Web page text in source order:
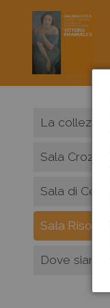
La collezione
Sala Croze
Sala di Cecilia
Sala
Dove siamo